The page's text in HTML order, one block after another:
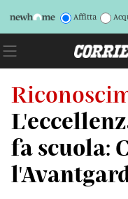
Affitta
fa scuola: